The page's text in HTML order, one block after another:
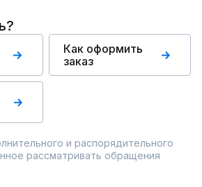
Как оформить
заказ
и распорядительного
рассматривать обращения